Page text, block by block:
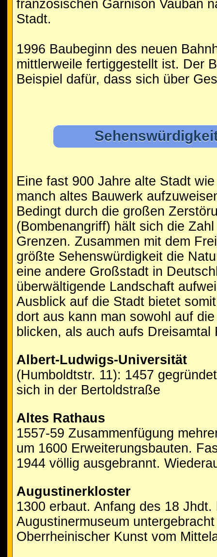
französischen Garnison Vauban
Stadt.
1996 Baubeginn des neuen
mittlerweile fertiggestellt ist. Der
Beispiel dafür, dass sich über
Eine fast 900 Jahre alte Stadt
manch altes Bauwerk
Bedingt durch die großen
(Bombenangriff) hält sich die
Grenzen. Zusammen mit dem
größte Sehenswürdigkeit die
eine andere Großstadt in
überwältigende Landschaft
Ausblick auf die Stadt bietet
dort aus kann man sowohl auf
blicken, als auch aufs Dreisamtal
Albert-Ludwigs-Universität
(Humboldtstr. 11): 1457
sich in der Bertoldstraße
Altes Rathaus
1557-59 Zusammenfügung
um 1600 Erweiterungsbauten.
1944 völlig ausgebrannt.
Augustinerkloster
1300 erbaut. Anfang des 18
Augustinermuseum
Oberrheinischer Kunst vom